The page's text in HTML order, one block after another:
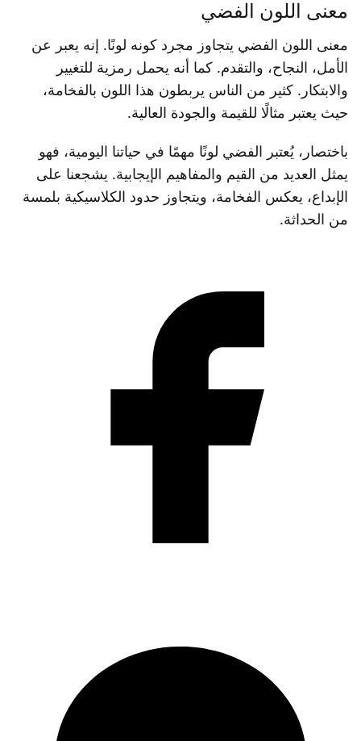
معنى اللون الفضي
معنى اللون الفضي يتجاوز مجرد كونه لونًا. إنه يعبر عن
الأمل، النجاح، والتقدم. كما أنه يحمل رمزية للتغيير
والابتكار. كثير من الناس يربطون هذا اللون بالفخامة،
حيث يعتبر مثالًا للقيمة والجودة العالية.
باختصار، يُعتبر الفضي لونًا مهمًا في حياتنا اليومية، فهو
يمثل العديد من القيم والمفاهيم الإيجابية. يشجعنا على
الإبداع، يعكس الفخامة، ويتجاوز حدود الكلاسيكية بلمسة
من الحداثة.